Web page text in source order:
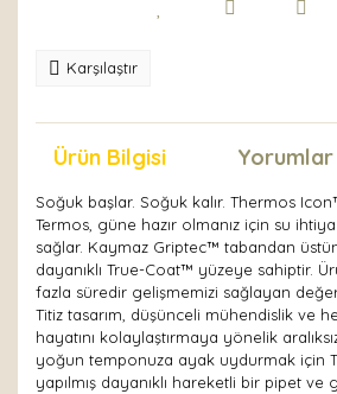
Karşılaştır
Ürün Bilgisi Yorumlar
Soğuk başlar. Soğuk kalır. Thermos
Termos, güne hazır olmanız için su
sağlar. Kaymaz Griptec™ tabandan
dayanıklı True-Coat™ yüzeye sahiptir.
fazla süredir gelişmemizi sağlayan
Titiz tasarım, düşünceli mühendislik ve
hayatını kolaylaştırmaya yönelik
yoğun temponuza ayak uydurmak için
yapılmış dayanıklı hareketli bir pipet ve